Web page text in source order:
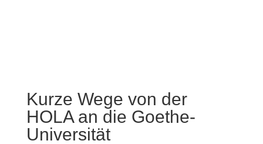
Kurze Wege von der
HOLA an die Goethe-
Universität